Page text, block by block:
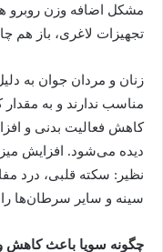
مشکل اضافه وزن روبرو
تجهیزات لاغری، باز هم
زنان و مردان جوان به
مناسب ندارند و به
کاهش فعالیت‌ بدنی و
دیده می‌شود. افزایش
نظیر: سکته قلبی، درد
سینه و سایر سرطان‌ها
چگونه سویا باعث